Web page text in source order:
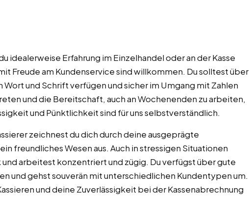
idealerweise Erfahrung im Einzelhandel oder an der Kasse
Freude am Kundenservice sind willkommen. Du solltest über
und Schrift verfügen und sicher im Umgang mit Zahlen
und die Bereitschaft, auch an Wochenenden zu arbeiten,
und Pünktlichkeit sind für uns selbstverständlich.
zeichnest du dich durch deine ausgeprägte
freundliches Wesen aus. Auch in stressigen Situationen
arbeitest konzentriert und zügig. Du verfügst über gute
und gehst souverän mit unterschiedlichen Kundentypen um.
und deine Zuverlässigkeit bei der Kassenabrechnung